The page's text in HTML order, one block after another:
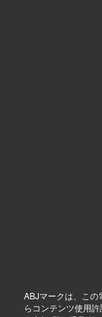
ABJマークは、こ
らコンテンツ使用